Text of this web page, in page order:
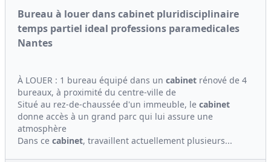
Bureau à louer dans cabinet pluridisciplinaire
temps partiel ideal professions paramedicales
Nantes
À LOUER : 1 bureau équipé dans un cabinet rénové de 4
bureaux, à proximité du centre-ville de
Situé au rez-de-chaussée d'un immeuble, le cabinet
donne accès à un grand parc qui lui assure une
atmosphère
Dans ce cabinet, travaillent actuellement plusieurs...